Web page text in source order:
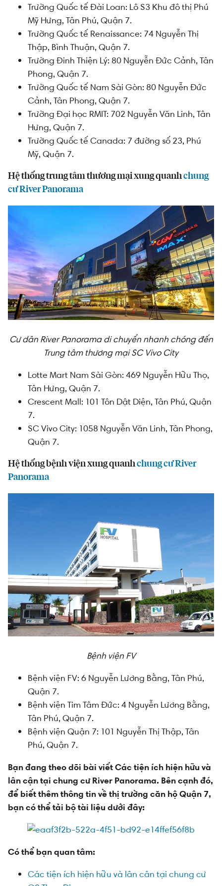
Trường Quốc tế Đài Loan: Lô S3 Khu đô thị Phú
Mỹ Hưng, Tân Phú, Quận 7.
Trường Quốc tế Renaissance: 74 Nguyễn Thị
Thập, Bình Thuận, Quận 7.
Trường Đinh Thiện Lý: 80 Nguyễn Đức Cảnh, Tân
Phong, Quận 7.
Trường Quốc tế Nam Sài Gòn: 80 Nguyễn Đức
Cảnh, Tân Phong, Quận 7.
Trường Đại học RMIT: 702 Nguyễn Văn Linh, Tân
Hưng, Quận 7.
Trường Quốc tế Canada: 7 đường số 23, Phú
Mỹ, Quận 7.
Hệ thống trung tâm thương mại xung quanhchung
cư River Panorama
Cư dân River Panorama di chuyển nhanh chóng đến
Trung tâm thương mại SC Vivo City
Lotte Mart Nam Sài Gòn: 469 Nguyễn Hữu Thọ,
Tân Hưng, Quận 7.
Crescent Mall: 101 Tôn Dật Diện, Tân Phú, Quận
7.
SC Vivo City: 1058 Nguyễn Văn Linh, Tân Phong,
Quận 7.
Hệ thống bệnh viện xung quanhchung cư River
Panorama
Bệnh viện FV
Bệnh viện FV: 6 Nguyễn Lương Bằng, Tân Phú,
Quận 7.
Bệnh viện Tim Tâm Đức: 4 Nguyễn Lương Bằng,
Tân Phú, Quận 7.
Bệnh viện Quận 7: 101 Nguyễn Thị Thập, Tân
Phú, Quận 7.
Bạn đang theo dõi bài viết Các tiện ích hiện hữu và
lân cận tại chung cư River Panorama. Bên cạnh đó,
để biết thêm thông tin về thị trường căn hộ Quận 7,
bạn có thể tải bộ tài liệu dưới đây:
Có thể bạn quan tâm:
Các tiện ích hiện hữu và lân cân tại chung cư